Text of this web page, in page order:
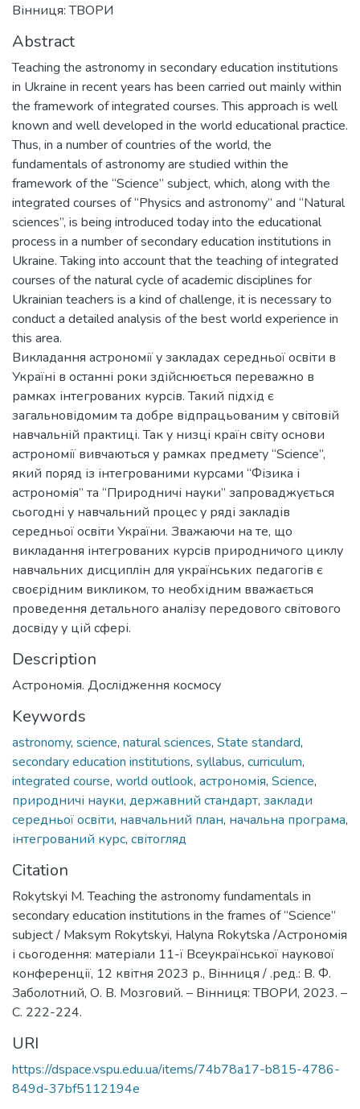
Вінниця: ТВОРИ
Abstract
Teaching the astronomy in secondary education institutions
in Ukraine in recent years has been carried out mainly within
the framework of integrated courses. This approach is well
known and well developed in the world educational practice.
Thus, in a number of countries of the world, the
fundamentals of astronomy are studied within the
framework of the “Science” subject, which, along with the
integrated courses of “Physics and astronomy” and “Natural
sciences”, is being introduced today into the educational
process in a number of secondary education institutions in
Ukraine. Taking into account that the teaching of integrated
courses of the natural cycle of academic disciplines for
Ukrainian teachers is a kind of challenge, it is necessary to
conduct a detailed analysis of the best world experience in
this area.
Викладання астрономії у закладах середньої освіти в
Україні в останні роки здійснюється переважно в
рамках інтегрованих курсів. Такий підхід є
загальновідомим та добре відпрацьованим у світовій
навчальній практиці. Так у низці країн світу основи
астрономії вивчаються у рамках предмету “Science”,
який поряд із інтегрованими курсами “Фізика і
астрономія” та “Природничі науки” запроваджується
сьогодні у навчальний процес у ряді закладів
середньої освіти України. Зважаючи на те, що
викладання інтегрованих курсів природничого циклу
навчальних дисциплін для українських педагогів є
своєрідним викликом, то необхідним вважається
проведення детального аналізу передового світового
досвіду у цій сфері.
Description
Астрономія. Дослідження космосу
Keywords
astronomy, science, natural sciences, State standard,
secondary education institutions, syllabus, curriculum,
integrated course, world outlook, астрономія, Science,
природничі науки, державний стандарт, заклади
середньої освіти, навчальний план, начальна програма,
інтегрований курс, світогляд
Citation
Rokytskyi M. Teaching the astronomy fundamentals in
secondary education institutions in the frames of “Science”
subject / Maksym Rokytskyi, Halyna Rokytska /Астрономія
і сьогодення: матеріали 11-ї Всеукраїнської наукової
конференції, 12 квітня 2023 р., Вінниця / .ред.: В. Ф.
Заболотний, О. В. Мозговий. – Вінниця: ТВОРИ, 2023. –
С. 222-224.
URI
https://dspace.vspu.edu.ua/items/74b78a17-b815-4786-
849d-37bf5112194e